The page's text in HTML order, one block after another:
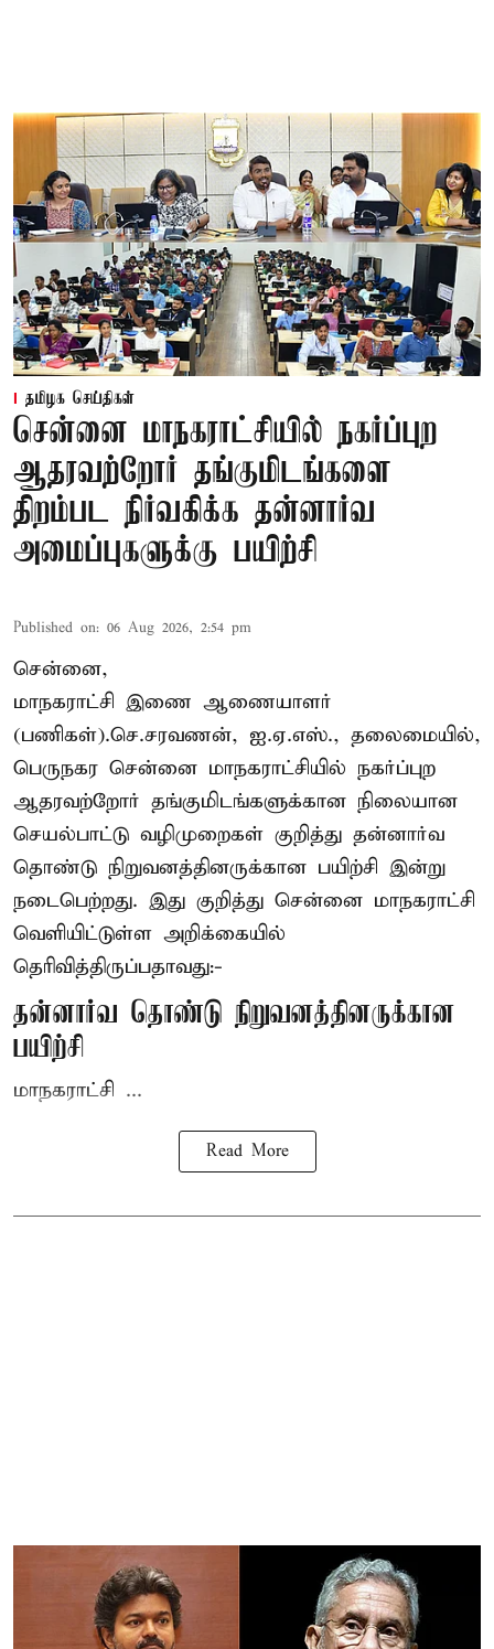
தமிழக செய்திகள்
சென்னை மாநகராட்சியில் நகர்ப்புற
ஆதரவற்றோர் தங்குமிடங்களை
திறம்பட நிர்வகிக்க தன்னார்வ
அமைப்புகளுக்கு பயிற்சி
Published on: 06 Aug 2026, 2:54 pm
சென்னை,
மாநகராட்சி இணை ஆணையாளர்
(பணிகள்).செ.சரவணன், ஐ.ஏ.எஸ்., தலைமையில்,
பெருநகர சென்னை மாநகராட்சியில் நகர்ப்புற
ஆதரவற்றோர் தங்குமிடங்களுக்கான நிலையான
செயல்பாட்டு வழிமுறைகள் குறித்து தன்னார்வ
தொண்டு நிறுவனத்தினருக்கான பயிற்சி இன்று
நடைபெற்றது. இது குறித்து சென்னை மாநகராட்சி
வெளியிட்டுள்ள அறிக்கையில்
தெரிவித்திருப்பதாவது:-
தன்னார்வ தொண்டு நிறுவனத்தினருக்கான
பயிற்சி
மாநகராட்சி ...
Read More